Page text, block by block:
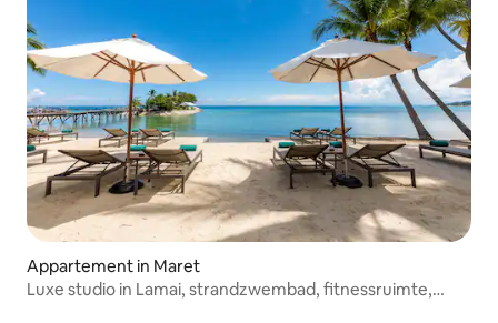
Appartement in Maret
Luxe studio in Lamai, strandzwembad, fitnessruimte,